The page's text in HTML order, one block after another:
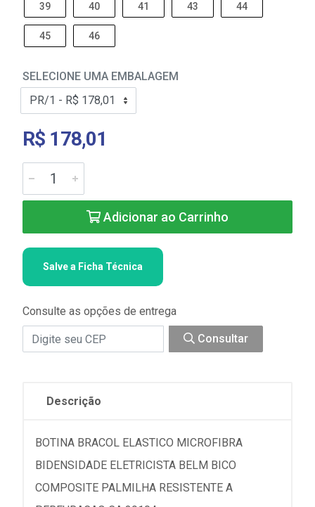
39 40 41 43 44
45 46
SELECIONE UMA EMBALAGEM
R$ 178,01
Adicionar ao Carrinho
Salve a Ficha Técnica
Consulte as opções de entrega
Consultar
Descrição
BOTINA BRACOL ELASTICO MICROFIBRA
BIDENSIDADE ELETRICISTA BELM BICO
COMPOSITE PALMILHA RESISTENTE A